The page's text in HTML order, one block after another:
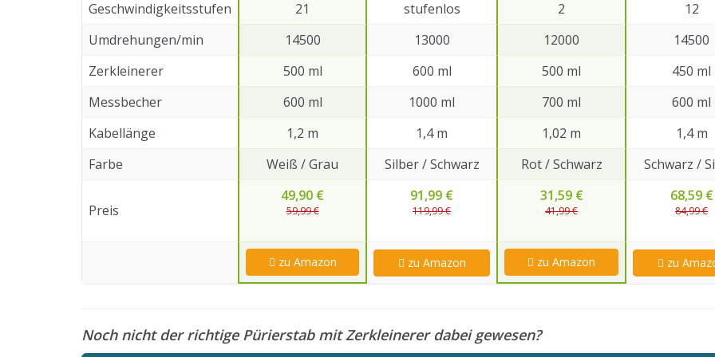
Geschwindigkeitsstufen
21 stufenlos 2
12
Umdrehungen/min
14500 13000 12000
14500
Zerkleinerer
500 ml 600 ml 500 ml
450 ml
Messbecher
600 ml 1000 ml 700 ml
600 ml
Kabellänge
1,2 m 1,4 m 1,02 m
1,4 m
Farbe
Weiß / Grau Silber / Schwarz Rot / Schwarz Schwarz /
Preis
49,90 €
59,99 €
91,99 €
119,99 €
31,59 €
41,99 €
68,59 €
84,99 €
zu Amazon zu Amazon zu Amazon zu
Noch nicht der richtige Pürierstab mit Zerkleinerer dabei gewesen?